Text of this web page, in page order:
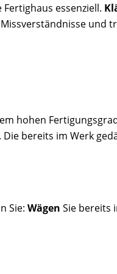
essenziell.
und
hohen
bereits im Werk
Sie:Wägen Sie bereits